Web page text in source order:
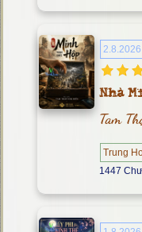
2.8.2026
Nhà
Tam
Trung
1447